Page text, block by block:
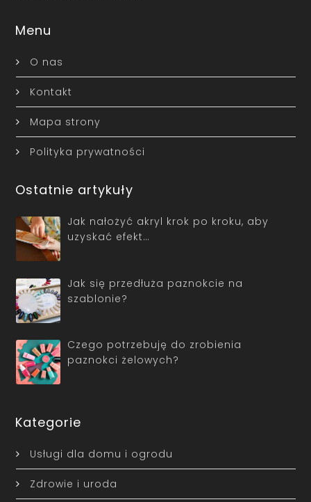
Menu
O nas
Kontakt
Mapa strony
Polityka prywatności
Ostatnie artykuły
Jak nałożyć akryl krok po kroku, aby
uzyskać efekt…
Jak się przedłuża paznokcie na
szablonie?
Czego potrzebuję do zrobienia
paznokci żelowych?
Kategorie
Usługi dla domu i ogrodu
Zdrowie i uroda